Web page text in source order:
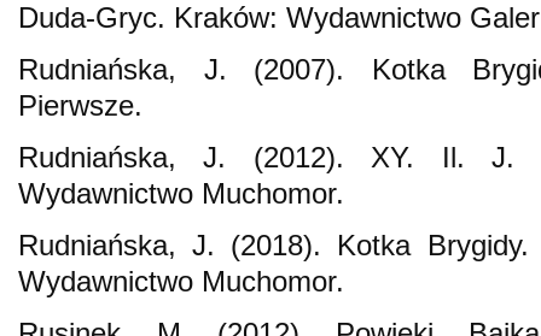
Duda-Gryc. Kraków: Wydawnictwo
Rudniańska, J. (2007). Kotka
Pierwsze.
Rudniańska, J. (2012). XY. Il. J.
Wydawnictwo Muchomor.
Rudniańska, J. (2018). Kotka
Wydawnictwo Muchomor.